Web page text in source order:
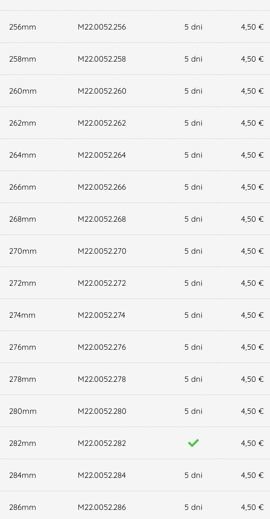
256mm M22.0052.256 5 dni 4,50 €
258mm M22.0052.258 5 dni 4,50 €
260mm M22.0052.260 5 dni 4,50 €
262mm M22.0052.262 5 dni 4,50 €
264mm M22.0052.264 5 dni 4,50 €
266mm M22.0052.266 5 dni 4,50 €
268mm M22.0052.268 5 dni 4,50 €
270mm M22.0052.270 5 dni 4,50 €
272mm M22.0052.272 5 dni 4,50 €
274mm M22.0052.274 5 dni 4,50 €
276mm M22.0052.276 5 dni 4,50 €
278mm M22.0052.278 5 dni 4,50 €
280mm M22.0052.280 5 dni 4,50 €
282mm M22.0052.282 4,50 €
284mm M22.0052.284 5 dni 4,50 €
286mm M22.0052.286 5 dni 4,50 €